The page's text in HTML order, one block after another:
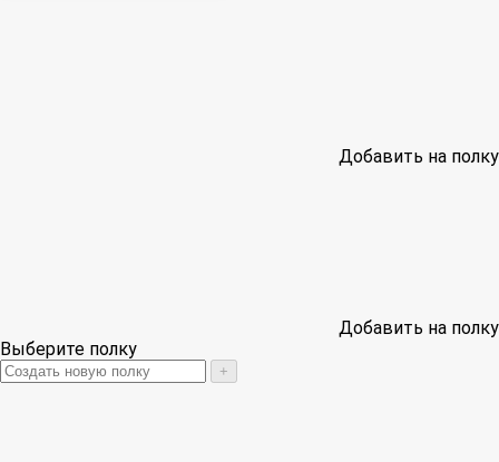
Добавить на полку
Добавить на полку
Выберите полку
+